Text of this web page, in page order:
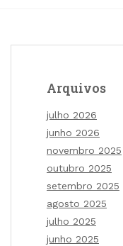
Arquivos
julho 2026
junho 2026
novembro 2025
outubro 2025
setembro 2025
agosto 2025
julho 2025
junho 2025